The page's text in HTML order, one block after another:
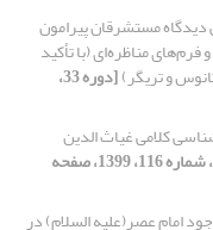
مستشرقان پیرامون
فرم‌های مناظره‌ای (با تأکید
و تریگر) [دوره 33،
کلامی غیاث الدین
[دوره 29، شماره 116، 1399، صفحه
امام عصر(علیه السلام) در